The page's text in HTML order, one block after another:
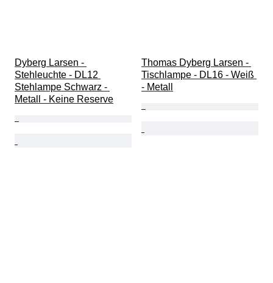
Dyberg Larsen -
Stehleuchte - DL12
Stehlampe Schwarz -
Metall - Keine Reserve
Thomas Dyberg Larsen -
Tischlampe - DL16 - Weiß
- Metall